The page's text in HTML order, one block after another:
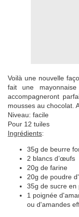
Voilà une nouvelle
fait une
accompagneront
mousses au chocolat.
Niveau: facile
Pour 12 tuiles
Ingrédients:
35g de beurre
2 blancs d’œufs
20g de farine
20g de poudre
35g de sucre en
1 poignée
ou d'amandes